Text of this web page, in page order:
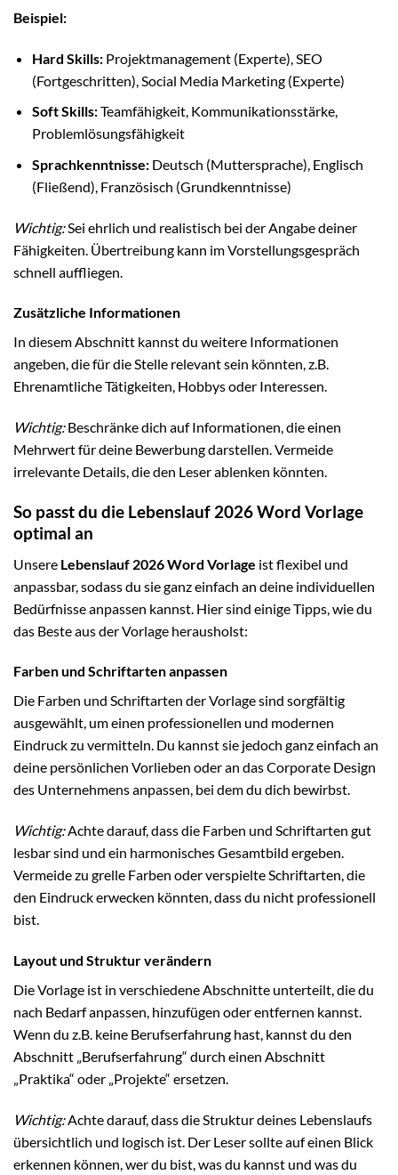
Beispiel:
Hard Skills:Projektmanagement (Experte), SEO
(Fortgeschritten), Social Media Marketing (Experte)
Soft Skills:Teamfähigkeit, Kommunikationsstärke,
Problemlösungsfähigkeit
Sprachkenntnisse:Deutsch (Muttersprache), Englisch
(Fließend), Französisch (Grundkenntnisse)
Wichtig:Sei ehrlich und realistisch bei der Angabe deiner
Fähigkeiten. Übertreibung kann im Vorstellungsgespräch
schnell auffliegen.
Zusätzliche Informationen
In diesem Abschnitt kannst du weitere Informationen
angeben, die für die Stelle relevant sein könnten, z.B.
Ehrenamtliche Tätigkeiten, Hobbys oder Interessen.
Wichtig:Beschränke dich auf Informationen, die einen
Mehrwert für deine Bewerbung darstellen. Vermeide
irrelevante Details, die den Leser ablenken könnten.
So passt du die Lebenslauf 2026 Word Vorlage
optimal an
Unsere Lebenslauf 2026 Word Vorlage ist flexibel und
anpassbar, sodass du sie ganz einfach an deine individuellen
Bedürfnisse anpassen kannst. Hier sind einige Tipps, wie du
das Beste aus der Vorlage herausholst:
Farben und Schriftarten anpassen
Die Farben und Schriftarten der Vorlage sind sorgfältig
ausgewählt, um einen professionellen und modernen
Eindruck zu vermitteln. Du kannst sie jedoch ganz einfach an
deine persönlichen Vorlieben oder an das Corporate Design
des Unternehmens anpassen, bei dem du dich bewirbst.
Wichtig:Achte darauf, dass die Farben und Schriftarten gut
lesbar sind und ein harmonisches Gesamtbild ergeben.
Vermeide zu grelle Farben oder verspielte Schriftarten, die
den Eindruck erwecken könnten, dass du nicht professionell
bist.
Layout und Struktur verändern
Die Vorlage ist in verschiedene Abschnitte unterteilt, die du
nach Bedarf anpassen, hinzufügen oder entfernen kannst.
Wenn du z.B. keine Berufserfahrung hast, kannst du den
Abschnitt „Berufserfahrung“ durch einen Abschnitt
„Praktika“ oder „Projekte“ ersetzen.
Wichtig:Achte darauf, dass die Struktur deines Lebenslaufs
übersichtlich und logisch ist. Der Leser sollte auf einen Blick
erkennen können, wer du bist, was du kannst und was du